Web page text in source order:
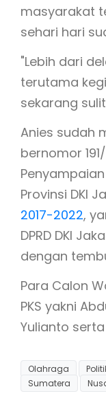
masyarakat
sehari hari
"Lebih dari
terutama
sekarang
Anies sudah
bernomor
Provinsi DKI
2017-2022,
DPRD DKI
dengan
Para Calon
PKS yakni
Yulianto
Olahraga
Sumatera